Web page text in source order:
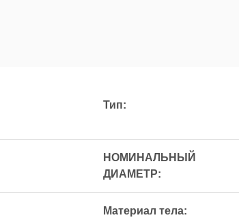
Тип:
НОМИНАЛЬНЫЙ
ДИАМЕТР:
Материал тела: